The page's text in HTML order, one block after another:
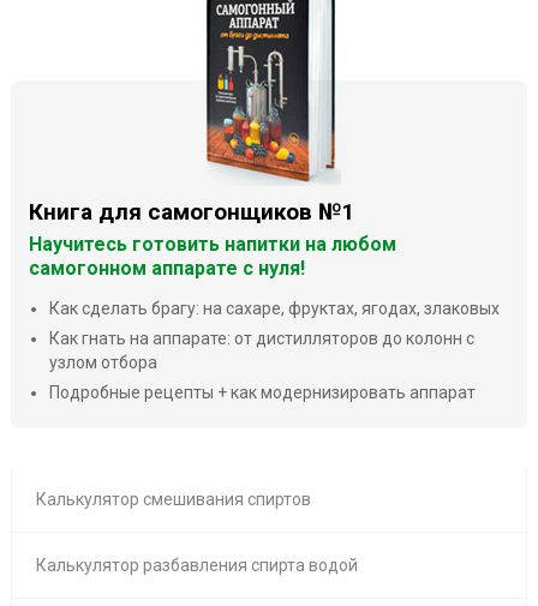
Калькулятор смешивания спиртов
Калькулятор разбавления спирта водой
Книга для самогонщиков №1
Научитесь готовить напитки на любом
самогонном аппарате с нуля!
Как сделать брагу: на сахаре, фруктах, ягодах, злаковых
Как гнать на аппарате: от дистилляторов до колонн с
узлом отбора
Подробные рецепты + как модернизировать аппарат